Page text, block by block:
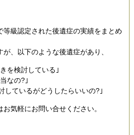
等級認定された後遺症の実績をまとめ
、以下のような後遺症があり、
を検討している｣
なの?｣
しているがどうしたらいいの?｣
気軽にお問い合せください。